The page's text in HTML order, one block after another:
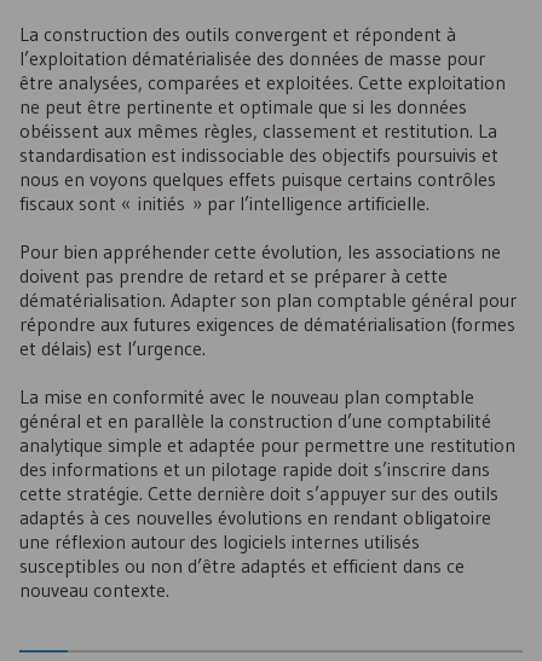
La construction des outils convergent et répondent à
l’exploitation dématérialisée des données de masse pour
être analysées, comparées et exploitées. Cette exploitation
ne peut être pertinente et optimale que si les données
obéissent aux mêmes règles, classement et restitution. La
standardisation est indissociable des objectifs poursuivis et
nous en voyons quelques effets puisque certains contrôles
fiscaux sont « initiés » par l’intelligence artificielle.
Pour bien appréhender cette évolution, les associations ne
doivent pas prendre de retard et se préparer à cette
dématérialisation. Adapter son plan comptable général pour
répondre aux futures exigences de dématérialisation (formes
et délais) est l’urgence.
La mise en conformité avec le nouveau plan comptable
général et en parallèle la construction d’une comptabilité
analytique simple et adaptée pour permettre une restitution
des informations et un pilotage rapide doit s’inscrire dans
cette stratégie. Cette dernière doit s’appuyer sur des outils
adaptés à ces nouvelles évolutions en rendant obligatoire
une réflexion autour des logiciels internes utilisés
susceptibles ou non d’être adaptés et efficient dans ce
nouveau contexte.